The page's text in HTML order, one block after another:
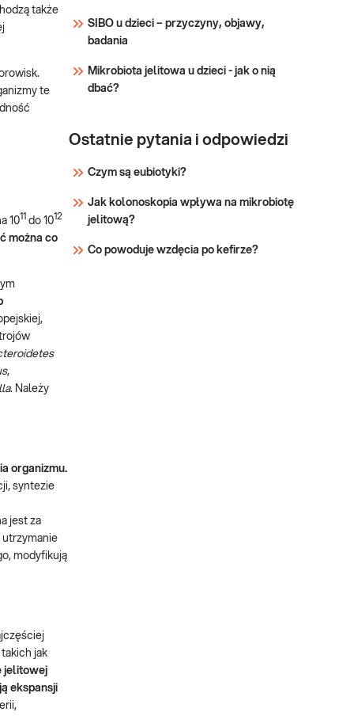
także
te
1011 do 1012
można co
,
. Należy
organizmu.
syntezie
jest za
utrzymanie
modyfikują
jak
jelitowej
ekspansji
także z nadwagą i
antybiotykoterapiach →
SIBO u dzieci – przyczyny, objawy,
badania
Mikrobiota jelitowa u dzieci - jak o nią
dbać?
Ostatnie pytania i odpowiedzi
Czym są eubiotyki?
Jak kolonoskopia wpływa na mikrobiotę
jelitową?
Co powoduje wzdęcia po kefirze?